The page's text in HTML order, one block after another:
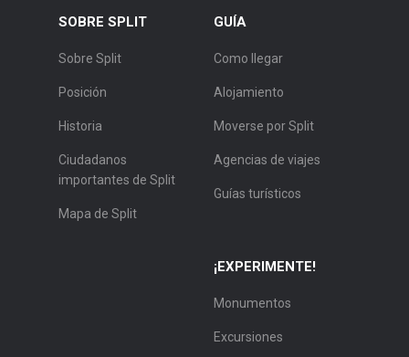
SOBRE SPLIT
Sobre Split
Posición
Historia
Ciudadanos
importantes de Split
Mapa de Split
GUÍA
Como llegar
Alojamiento
Moverse por Split
Agencias de viajes
Guías turísticos
¡EXPERIMENTE!
Monumentos
Excursiones